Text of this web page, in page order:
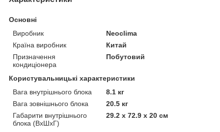
Основні
Виробник
Neoclima
Країна виробник
Китай
Призначення
кондиціонера
Побутовий
Користувальницькі характеристики
Вага внутрішнього блока
8.1 кг
Вага зовнішнього блока
20.5 кг
Габарити внутрішнього
блока (ВхШхГ)
29.2 х 72.9 х 20 см